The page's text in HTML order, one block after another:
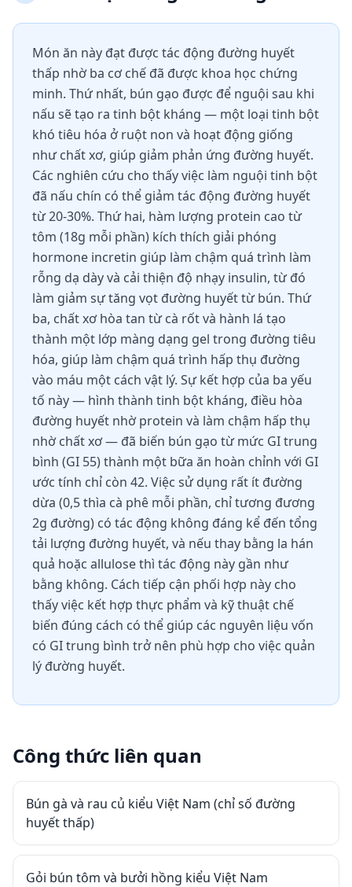
Món ăn này đạt được tác động đường huyết
thấp nhờ ba cơ chế đã được khoa học chứng
minh. Thứ nhất, bún gạo được để nguội sau khi
nấu sẽ tạo ra tinh bột kháng — một loại tinh bột
khó tiêu hóa ở ruột non và hoạt động giống
như chất xơ, giúp giảm phản ứng đường huyết.
Các nghiên cứu cho thấy việc làm nguội tinh bột
đã nấu chín có thể giảm tác động đường huyết
từ 20-30%. Thứ hai, hàm lượng protein cao từ
tôm (18g mỗi phần) kích thích giải phóng
hormone incretin giúp làm chậm quá trình làm
rỗng dạ dày và cải thiện độ nhạy insulin, từ đó
làm giảm sự tăng vọt đường huyết từ bún. Thứ
ba, chất xơ hòa tan từ cà rốt và hành lá tạo
thành một lớp màng dạng gel trong đường tiêu
hóa, giúp làm chậm quá trình hấp thụ đường
vào máu một cách vật lý. Sự kết hợp của ba yếu
tố này — hình thành tinh bột kháng, điều hòa
đường huyết nhờ protein và làm chậm hấp thụ
nhờ chất xơ — đã biến bún gạo từ mức GI trung
bình (GI 55) thành một bữa ăn hoàn chỉnh với GI
ước tính chỉ còn 42. Việc sử dụng rất ít đường
dừa (0,5 thìa cà phê mỗi phần, chỉ tương đương
2g đường) có tác động không đáng kể đến tổng
tải lượng đường huyết, và nếu thay bằng la hán
quả hoặc allulose thì tác động này gần như
bằng không. Cách tiếp cận phối hợp này cho
thấy việc kết hợp thực phẩm và kỹ thuật chế
biến đúng cách có thể giúp các nguyên liệu vốn
có GI trung bình trở nên phù hợp cho việc quản
lý đường huyết.
Công thức liên quan
Bún gà và rau củ kiểu Việt Nam (chỉ số đường
huyết thấp)
Gỏi bún tôm và bưởi hồng kiểu Việt Nam